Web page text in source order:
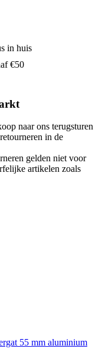
in huis
€50
naar ons terugsturen
retourneren in de
gelden niet voor
artikelen zoals
55 mm aluminium